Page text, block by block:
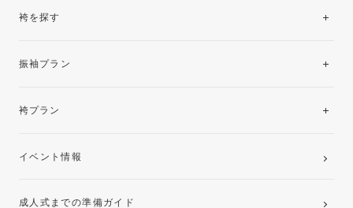
袴を探す
振袖プラン
レンタルプラン
袴プラン
卒業袴レンタルプラン
イベント情報
成人式までの準備ガイド